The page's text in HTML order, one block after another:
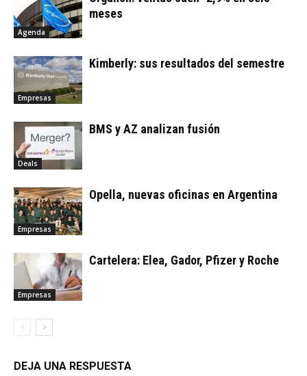
Agenda
meses
Empresas
Kimberly: sus resultados del semestre
Deals
BMS y AZ analizan fusión
Empresas
Opella, nuevas oficinas en Argentina
Empresas
Cartelera: Elea, Gador, Pfizer y Roche
DEJA UNA RESPUESTA